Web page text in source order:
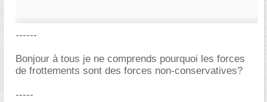
------
Bonjour à tous je ne comprends pourquoi les forces
de frottements sont des forces non-conservatives?
-----